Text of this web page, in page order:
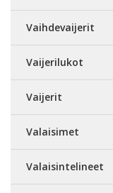
Vaihdevaijerit
Vaijerilukot
Vaijerit
Valaisimet
Valaisintelineet